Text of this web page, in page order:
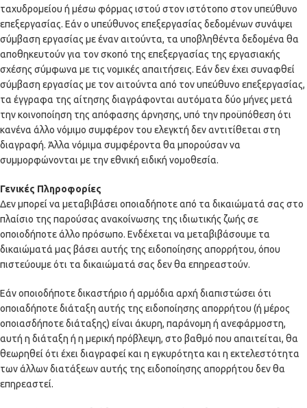
ταχυδρομείου ή μέσω φόρμας ιστού στον ιστότοπο στον υπεύθυνο
επεξεργασίας. Εάν ο υπεύθυνος επεξεργασίας δεδομένων συνάψει
σύμβαση εργασίας με έναν αιτούντα, τα υποβληθέντα δεδομένα θα
αποθηκευτούν για τον σκοπό της επεξεργασίας της εργασιακής
σχέσης σύμφωνα με τις νομικές απαιτήσεις. Εάν δεν έχει συναφθεί
σύμβαση εργασίας με τον αιτούντα από τον υπεύθυνο επεξεργασίας,
τα έγγραφα της αίτησης διαγράφονται αυτόματα δύο μήνες μετά
την κοινοποίηση της απόφασης άρνησης, υπό την προϋπόθεση ότι
κανένα άλλο νόμιμο συμφέρον του ελεγκτή δεν αντιτίθεται στη
διαγραφή. Άλλα νόμιμα συμφέροντα θα μπορούσαν να
συμμορφώνονται με την εθνική ειδική νομοθεσία.
Γενικές Πληροφορίες
Δεν μπορεί να μεταβιβάσει οποιαδήποτε από τα δικαιώματά σας στο
πλαίσιο της παρούσας ανακοίνωσης της ιδιωτικής ζωής σε
οποιοδήποτε άλλο πρόσωπο. Ενδέχεται να μεταβιβάσουμε τα
δικαιώματά μας βάσει αυτής της ειδοποίησης απορρήτου, όπου
πιστεύουμε ότι τα δικαιώματά σας δεν θα επηρεαστούν.
Εάν οποιοδήποτε δικαστήριο ή αρμόδια αρχή διαπιστώσει ότι
οποιαδήποτε διάταξη αυτής της ειδοποίησης απορρήτου (ή μέρος
οποιασδήποτε διάταξης) είναι άκυρη, παράνομη ή ανεφάρμοστη,
αυτή η διάταξη ή η μερική πρόβλεψη, στο βαθμό που απαιτείται, θα
θεωρηθεί ότι έχει διαγραφεί και η εγκυρότητα και η εκτελεστότητα
των άλλων διατάξεων αυτής της ειδοποίησης απορρήτου δεν θα
επηρεαστεί.